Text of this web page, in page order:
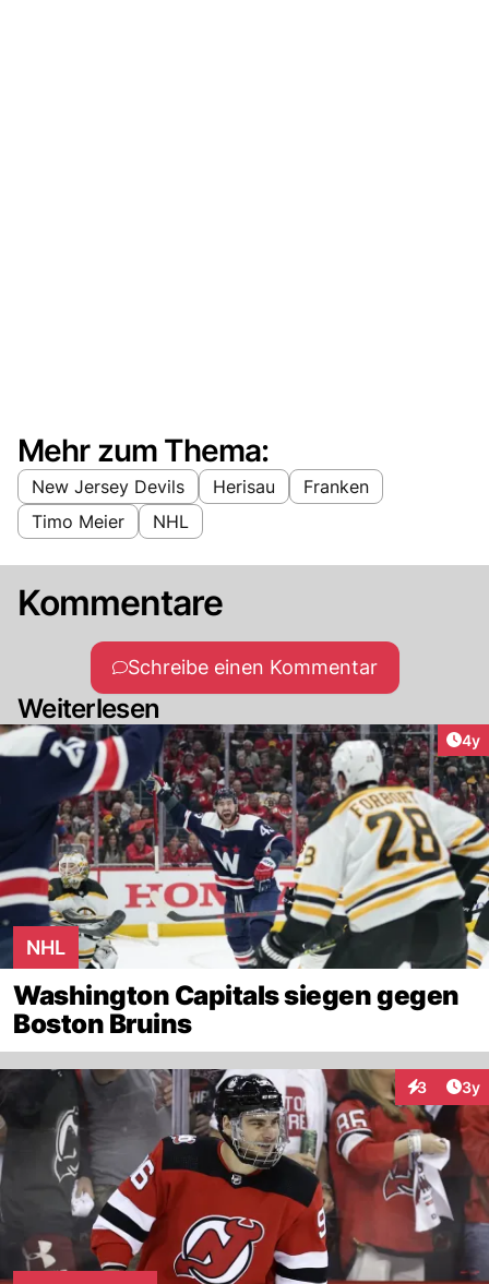
Mehr zum Thema:
New Jersey Devils Herisau
Franken
Timo Meier
NHL
Kommentare
Schreibe einen Kommentar
Weiterlesen
4y
NHL
Washington Capitals siegen gegen
Boston Bruins
3 3y